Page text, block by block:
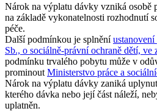
Nárok na výplatu dávky vzniká osobě
na základě vykonatelnosti rozhodnutí
péče.
Další podmínkou je splnění
Sb., o sociálně-právní ochraně dětí, ve
podmínku trvalého pobytu může v
prominout Ministerstvo práce a
Nárok na výplatu dávky zaniká
kterého dávka nebo její část náleží,
uplatněn.